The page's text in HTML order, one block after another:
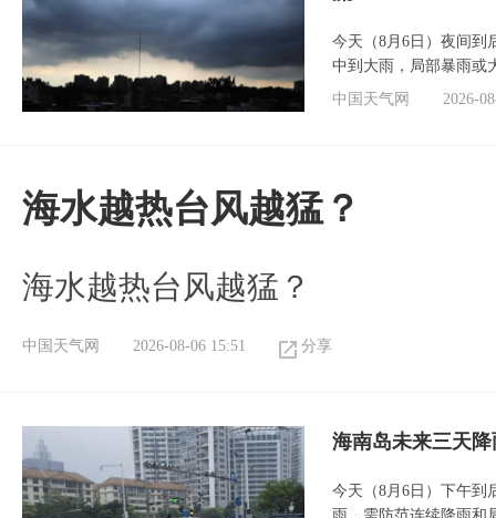
今天（8月6日）夜间到
中到大雨，局部暴雨或
中国天气网
2026-
海水越热台风越猛？
海水越热台风越猛？
中国天气网 2026-08-06 15:51 分享
海南岛未来三天
今天（8月6日）下午到